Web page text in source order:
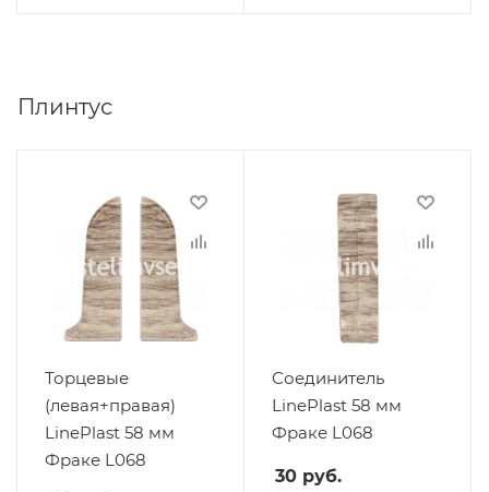
Плинтус
Торцевые
(левая+правая)
LinePlast 58 мм
Фраке L068
Соединитель
LinePlast 58 мм
Фраке L068
30 руб.